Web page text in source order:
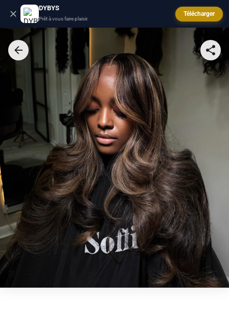
DYBYS
Prêt à vous faire plaisir.
Télécharger